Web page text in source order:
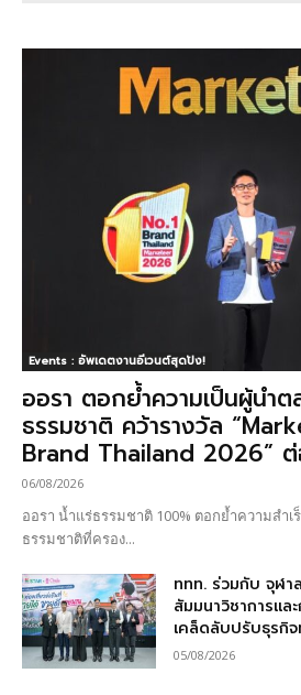
Events : อัพเดตงานอีเวนต์สุดปัง!
ออรา ตอกย้ำความเป็นผู้นำต
ธรรมชาติ คว้ารางวัล
Brand Thailand 2026” ต่
06/08/2026
ออรา น้ำแร่ธรรมชาติ 100% ตอกย้ำความสำ
ธรรมชาติที่ครอง...
ททท. ร่วมกับ จุฬ
สัมมนาวิชาการแล
เคล็ดลับปรับธุรกิจ
05/08/2026